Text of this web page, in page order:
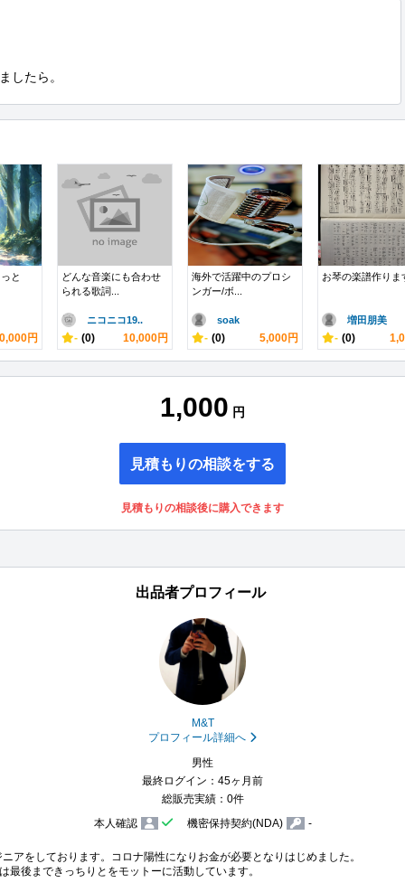
したら。
と
円
どんな音楽にも合わせ
られる歌詞...
ニコニコ19..
- (0) 10,000円
海外で活躍中のプロシ
ンガー/ボ...
soak
- (0) 5,000円
お琴の楽譜作りま
増田朋美
- (0)
1,000 円
見積もりの相談をする
見積もりの相談後に購入できます
出品者プロフィール
M&T
プロフィール詳細へ
男性
最終ログイン：45ヶ月前
総販売実績：0件
本人確認
機密保持契約(NDA) -
アをしております。コロナ陽性になりお金が必要となりはじめました。
最後まできっちりとをモットーに活動しています。